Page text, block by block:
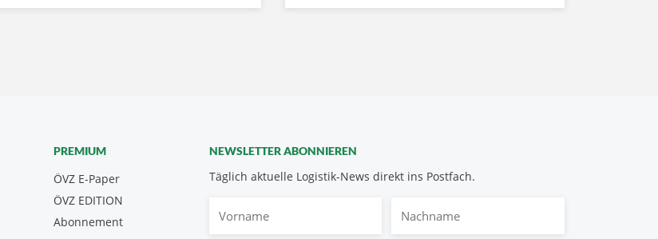
NEWSLETTER ABONNIEREN
Täglich aktuelle Logistik-News direkt ins Postfach.
PREMIUM
ÖVZ E-Paper
Abonnement
ÖVZ EDITION